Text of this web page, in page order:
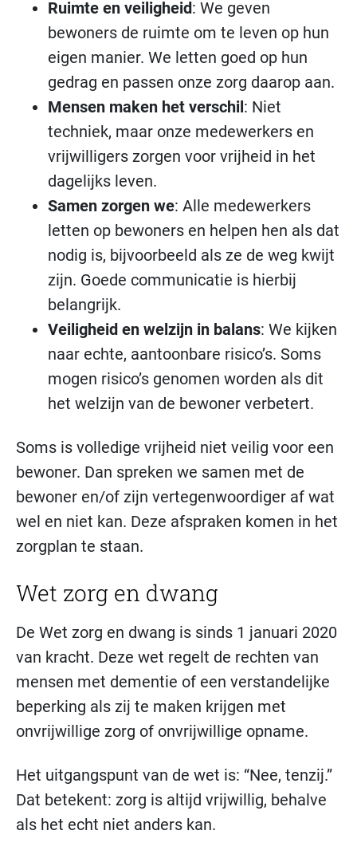
Ruimte en veiligheid: We geven
bewoners de ruimte om te leven op hun
eigen manier. We letten goed op hun
gedrag en passen onze zorg daarop aan.
Mensen maken het verschil: Niet
techniek, maar onze medewerkers en
vrijwilligers zorgen voor vrijheid in het
dagelijks leven.
Samen zorgen we: Alle medewerkers
letten op bewoners en helpen hen als dat
nodig is, bijvoorbeeld als ze de weg kwijt
zijn. Goede communicatie is hierbij
belangrijk.
Veiligheid en welzijn in balans: We kijken
naar echte, aantoonbare risico’s. Soms
mogen risico’s genomen worden als dit
het welzijn van de bewoner verbetert.
Soms is volledige vrijheid niet veilig voor een
bewoner. Dan spreken we samen met de
bewoner en/of zijn vertegenwoordiger af wat
wel en niet kan. Deze afspraken komen in het
zorgplan te staan.
Wet zorg en dwang
De Wet zorg en dwang is sinds 1 januari 2020
van kracht. Deze wet regelt de rechten van
mensen met dementie of een verstandelijke
beperking als zij te maken krijgen met
onvrijwillige zorg of onvrijwillige opname.
Het uitgangspunt van de wet is: “Nee, tenzij.”
Dat betekent: zorg is altijd vrijwillig, behalve
als het echt niet anders kan.